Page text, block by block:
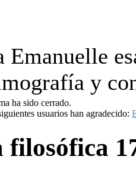
Emanuelle
y
ha sido cerrado.
usuarios han agradecido:
filosófica